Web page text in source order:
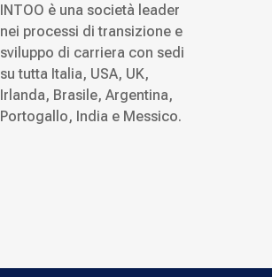
INTOO è una società leader
nei processi di transizione e
sviluppo di carriera con sedi
su tutta Italia, USA, UK,
Irlanda, Brasile, Argentina,
Portogallo, India e Messico.